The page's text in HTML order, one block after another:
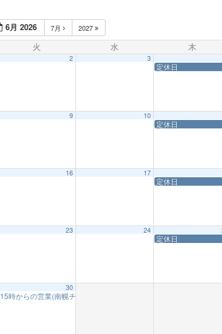
6月 2026 7月 2027
火 水 木
2 3
定休日
9 10
定休日
16 17
定休日
23 24
定休日
30
15時からの営業(南幌チキチキレース)